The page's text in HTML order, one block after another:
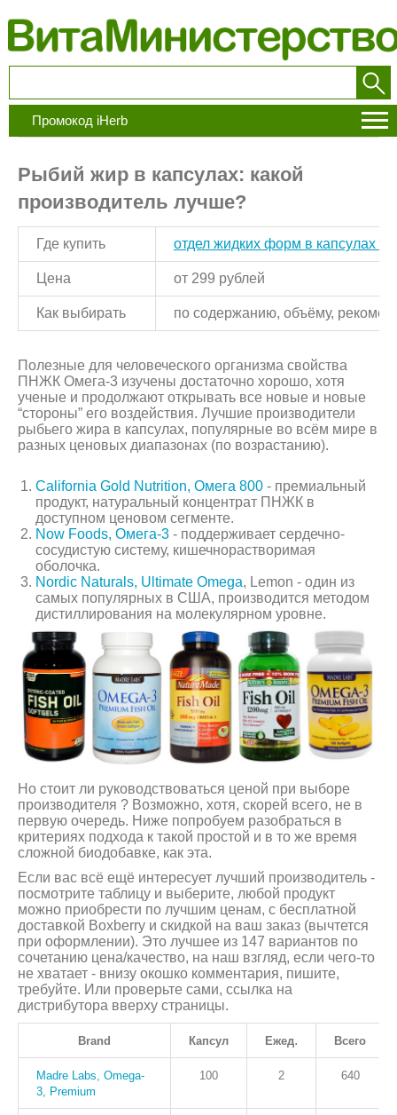
Промокод iHerb
Рыбий жир в капсулах: какой
производитель лучше?
Где купить отдел жидких форм в капсулах
Цена от 299 рублей
Как выбирать по содержанию, объёму,
Полезные для человеческого организма свойства
ПНЖК Омега-3 изучены достаточно хорошо, хотя
ученые и продолжают открывать все новые и новые
“стороны” его воздействия. Лучшие производители
рыбьего жира в капсулах, популярные во всём мире в
разных ценовых диапазонах (по возрастанию).
California Gold Nutrition, Омега 800 - премиальный
продукт, натуральный концентрат ПНЖК в
доступном ценовом сегменте.
Now Foods, Омега-3 - поддерживает сердечно-
сосудистую систему, кишечнорастворимая
оболочка.
Nordic Naturals, Ultimate Omega, Lemon - один из
самых популярных в США, производится методом
дистиллирования на молекулярном уровне.
Но стоит ли руководствоваться ценой при выборе
производителя ? Возможно, хотя, скорей всего, не в
первую очередь. Ниже попробуем разобраться в
критериях подхода к такой простой и в то же время
сложной биодобавке, как эта.
Если вас всё ещё интересует лучший производитель -
посмотрите таблицу и выберите, любой продукт
можно приобрести по лучшим ценам, с бесплатной
доставкой Boxberry и скидкой на ваш заказ (вычтется
при оформлении). Это лучшее из 147 вариантов по
сочетанию цена/качество, на наш взгляд, если чего-то
не хватает - внизу окошко комментария, пишите,
требуйте. Или проверьте сами, ссылка на
дистрибутора вверху страницы.
Brand Капсул Ежед. Всего
Madre Labs, Omega-
3, Premium
100 2 640